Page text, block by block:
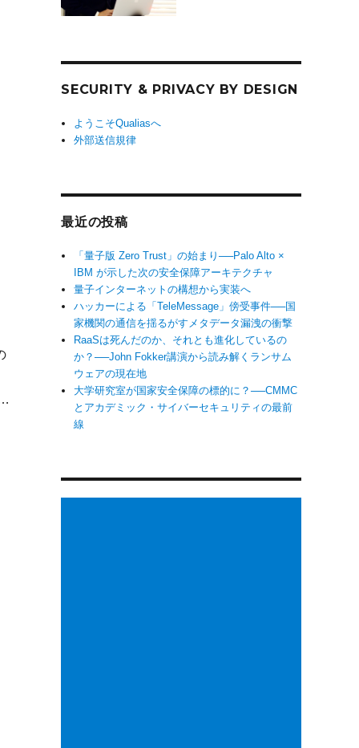
SECURITY & PRIVACY BY DESIGN
ようこそQualiasへ
外部送信規律
最近の投稿
「量子版 Zero Trust」の始まり──Palo Alto ×
IBM が示した次の安全保障アーキテクチャ
量子インターネットの構想から実装へ
ハッカーによる「TeleMessage」傍受事件──国
家機関の通信を揺るがすメタデータ漏洩の衝撃
RaaSは死んだのか、それとも進化しているの
か？──John Fokker講演から読み解くランサム
ウェアの現在地
大学研究室が国家安全保障の標的に？──CMMC
とアカデミック・サイバーセキュリティの最前
線